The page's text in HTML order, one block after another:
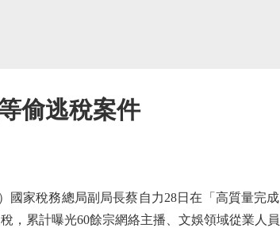
偷逃稅案件
家稅務總局副局長蔡自力28日在「高質量完
，累計曝光60餘宗網絡主播、文娛領域從業人